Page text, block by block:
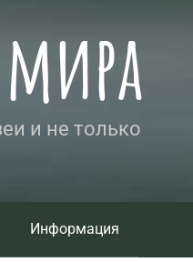
и не только
Информация